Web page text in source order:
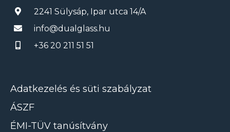
2241 Sülysáp, Ipar utca 14/A
info@dualglass.hu
+36 20 211 51 51
Adatkezelés és süti szabályzat
ÁSZF
ÉMI-TÜV tanúsítvány